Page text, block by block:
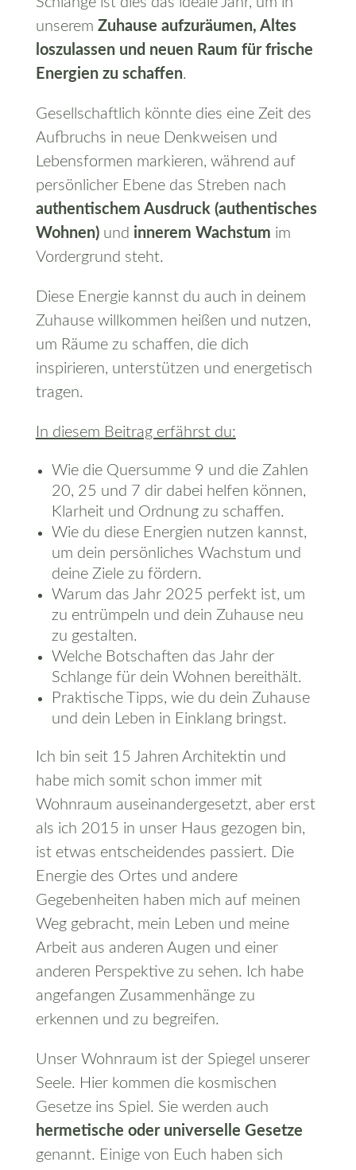
unserem Zuhause aufzuräumen, Altes
loszulassen und neuen Raum für frische
Energien zu schaffen.
Gesellschaftlich könnte dies eine Zeit des
Aufbruchs in neue Denkweisen und
Lebensformen markieren, während auf
persönlicher Ebene das Streben nach
authentischem Ausdruck (authentisches
Wohnen)und innerem Wachstum im
Vordergrund steht.
Diese Energie kannst du auch in deinem
Zuhause willkommen heißen und nutzen,
um Räume zu schaffen, die dich
inspirieren, unterstützen und energetisch
tragen.
In diesem Beitrag erfährst du:
Wie die Quersumme 9 und die Zahlen
20, 25 und 7 dir dabei helfen können,
Klarheit und Ordnung zu schaffen.
Wie du diese Energien nutzen kannst,
um dein persönliches Wachstum und
deine Ziele zu fördern.
Warum das Jahr 2025 perfekt ist, um
zu entrümpeln und dein Zuhause neu
zu gestalten.
Welche Botschaften das Jahr der
Schlange für dein Wohnen bereithält.
Praktische Tipps, wie du dein Zuhause
und dein Leben in Einklang bringst.
Ich bin seit 15 Jahren Architektin und
habe mich somit schon immer mit
Wohnraum auseinandergesetzt, aber erst
als ich 2015 in unser Haus gezogen bin,
ist etwas entscheidendes passiert. Die
Energie des Ortes und andere
Gegebenheiten haben mich auf meinen
Weg gebracht, mein Leben und meine
Arbeit aus anderen Augen und einer
anderen Perspektive zu sehen. Ich habe
angefangen Zusammenhänge zu
erkennen und zu begreifen.
Unser Wohnraum ist der Spiegel unserer
Seele. Hier kommen die kosmischen
Gesetze ins Spiel. Sie werden auch
hermetische oder universelle Gesetze
genannt. Einige von Euch haben sich